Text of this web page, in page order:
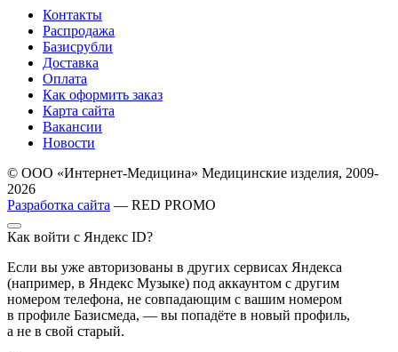
Контакты
Распродажа
Базисрубли
Доставка
Оплата
Как оформить заказ
Карта сайта
Вакансии
Новости
© ООО «Интернет-Медицина» Медицинские изделия, 2009-
2026
Разработка сайта — RED PROMO
Как войти с Яндекс ID?
Если вы уже авторизованы в других сервисах Яндекса
(например, в Яндекс Музыке) под аккаунтом с другим
номером телефона, не совпадающим с вашим номером
в профиле Базисмеда, — вы попадёте в новый профиль,
а не в свой старый.